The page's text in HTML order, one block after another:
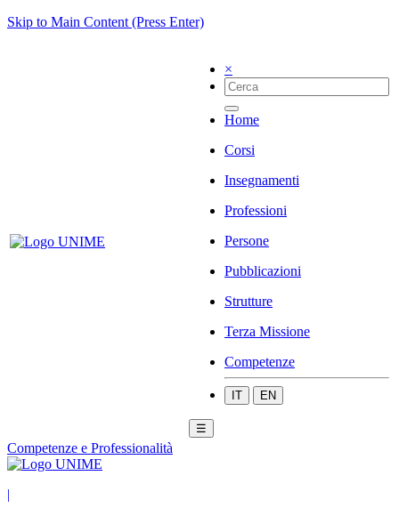
Skip to Main Content (Press Enter)
×
Home
Corsi
Insegnamenti
Professioni
Persone
Pubblicazioni
Strutture
Terza Missione
Competenze
IT EN
☰
Competenze e Professionalità
|